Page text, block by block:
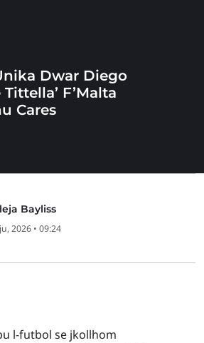
Dwar Diego
F’Malta
Cares
Bayliss
2026 • 09:24
l-futbol se jkollhom